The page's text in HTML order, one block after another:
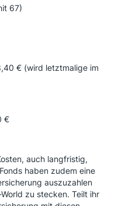
67)
€ (wird letztmalige im
€
auch langfristig,
haben zudem eine
auszuzahlen
zu stecken. Teilt ihr